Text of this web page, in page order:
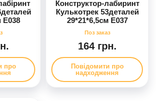
E038
про
Конструктор-лабиринт
Кулькотрек 53деталей
29*21*6,5см E037
164 грн.
Повідомити про
надходження